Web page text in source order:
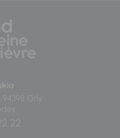
94398 Orly
22